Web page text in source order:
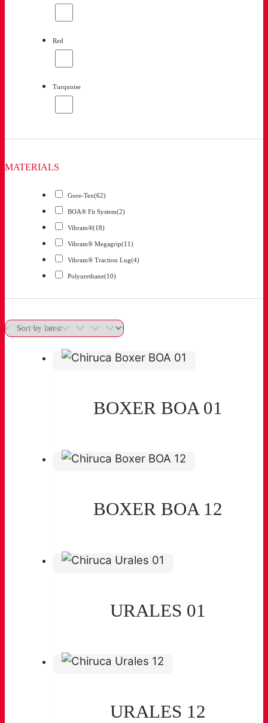
Red
Turquoise
MATERIALS
Gore-Tex(62)
BOA® Fit System(2)
Vibram®(18)
Vibram® Megagrip(11)
Vibram® Traction Lug(4)
Polyurethane(10)
BOXER BOA 01
BOXER BOA 12
URALES 01
URALES 12